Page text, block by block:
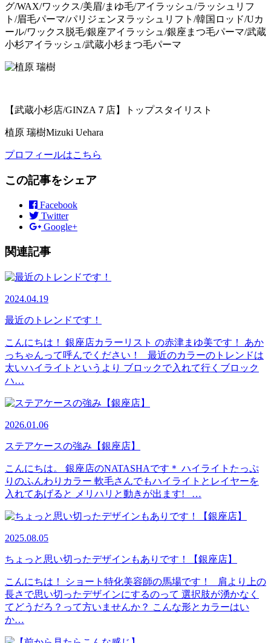
グ/WAX/ワックス/美眉/まゆ毛/アイラッシュ/ラッシュリフ
ト/眉毛パーマ/パリジェンヌラッシュリフト/韓国ロッド/Uカ
ール/ワックス脱毛/銀座アイラッシュ/銀座まつ毛パーマ/武蔵
小杉アイラッシュ/武蔵小杉まつ毛パーマ
【武蔵小杉店/GINZA７店】トップスタイリスト
植原 瑞樹Mizuki Uehara
プロフィールはこちら
この記事をシェア
Facebook
Twitter
Google+
関連記事
2024.04.19
最近のトレンドです！
こんにちは！ 銀座店カラーリスト の赤津まゆ美です！ あか
っちゃんって呼んでください！ 最近のカラーのトレンドは
太いハイライトというより ブロックで入れて行くブロック
ハ…
2026.01.06
ステアケースの強み【銀座店】
こんにちは。 銀座店のNATASHAです＊ ハイライトたっぷ
りのふんわりカラー 軟毛さんでもハイライトとレイヤーを
入れてあげると メリハリと動きが出ます! …
2025.08.05
ちょっと思い切ったデザインもありです！【銀座店】
こんにちは！ ショート特化美容師の馬場です！ 肩より上の
長さで思い切ったデザインにするのって 選択肢が湧かなく
てどうだろ？って方いませんか？ こんな形とカラーはい
か…